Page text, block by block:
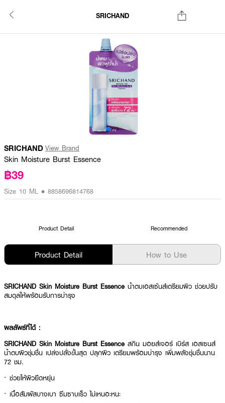
SRICHAND
SRICHAND View Brand
Skin Moisture Burst Essence
฿39
Size 10 ML • 8858696814768
Product Detail Recommended
Product Detail How to Use
SRICHAND Skin Moisture Burst Essence น้ำตบเอสเซ้นส์เตรียมผิว ช่วยปรับ
สมดุลให้พร้อมรับการบำรุง
ผลลัพธ์ที่ได้ :
SRICHAND Skin Moisture Burst Essence สกิน มอยส์เจอร์ เบิร์ส เอสเซนส์
น้ำตบผิวชุ่มชื่น เปล่งปลั่งขั้นสุด ปลุกผิว เตรียมพร้อมบำรุง เพิ่มพลังชุ่มชื่นนาน
72 ชม.
· ช่วยให้ผิวยืดหยุ่น
· เนื้อสัมผัสบางเบา ซึมซาบเร็ว ไม่เหนอะหนะ